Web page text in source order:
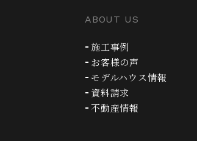
ABOUT US
施工事例
お客様の声
モデルハウス情報
資料請求
不動産情報